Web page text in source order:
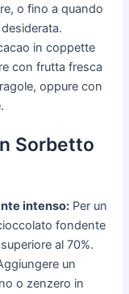
o fino a quando
in coppette
con frutta fresca
oppure con
Sorbetto
intenso: Per un
fondente
al 70%.
un
o zenzero in